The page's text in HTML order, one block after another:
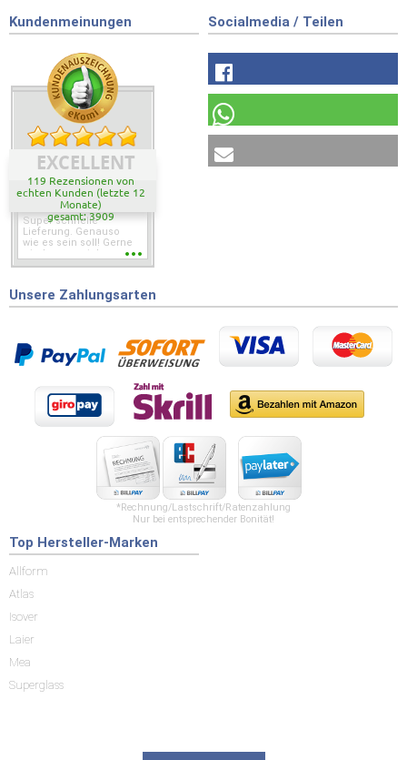
Kundenmeinungen
EXCELLENT
119 Rezensionen von
echten Kunden (letzte 12
Monate)
gesamt: 3909
Super schnelle
Lieferung. Genauso
wie es sein soll! Gerne
wieder wenn ich was
Socialmedia / Teilen
Unsere Zahlungsarten
*Rechnung/Lastschrift/Ratenzahlung
Nur bei entsprechender Bonität!
Top Hersteller-Marken
Allform
Atlas
Isover
Laier
Mea
Superglass